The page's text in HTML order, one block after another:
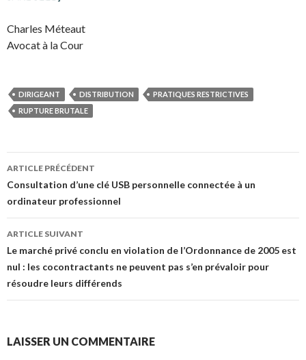
Charles Méteaut
Avocat à la Cour
DIRIGEANT DISTRIBUTION
PRATIQUES RESTRICTIVES
RUPTURE BRUTALE
Navigation
des
articles
ARTICLE PRÉCÉDENT
Consultation d’une clé USB personnelle connectée à un
ordinateur professionnel
ARTICLE SUIVANT
Le marché privé conclu en violation de l’Ordonnance de 2005 est
nul : les cocontractants ne peuvent pas s’en prévaloir pour
résoudre leurs différends
LAISSER UN COMMENTAIRE